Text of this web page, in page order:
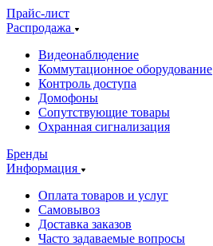
Прайс-лист
Распродажа
Видеонаблюдение
Коммутационное оборудование
Контроль доступа
Домофоны
Сопутствующие товары
Охранная сигнализация
Бренды
Информация
Оплата товаров и услуг
Самовывоз
Доставка заказов
Часто задаваемые вопросы